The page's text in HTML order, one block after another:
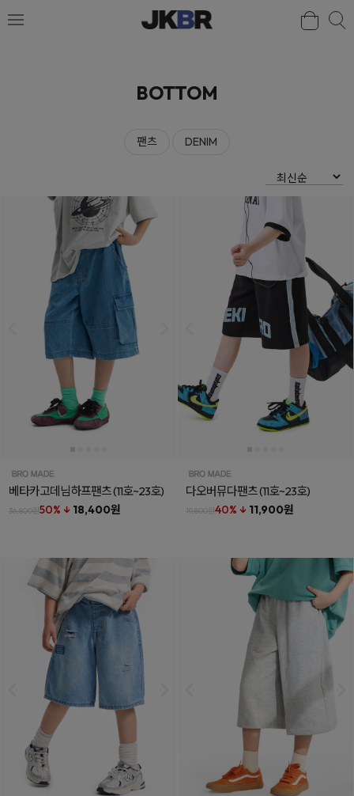
검색
BOTTOM
팬츠 DENIM
베타카고데님하프팬츠(11호~23호)
36,800원50% ↓ 18,400원
다오버뮤다팬츠(11호~23호)
19,800원40% ↓ 11,900원